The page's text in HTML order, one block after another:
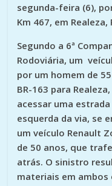
segunda-feira (6),
Km 467, em Realeza,
Segundo a 6ª
Rodoviária, um
por um homem de
BR-163 para
acessar uma
esquerda da via, se
um veículo Renault
de 50 anos, que
atrás. O sinistro
materiais em ambos